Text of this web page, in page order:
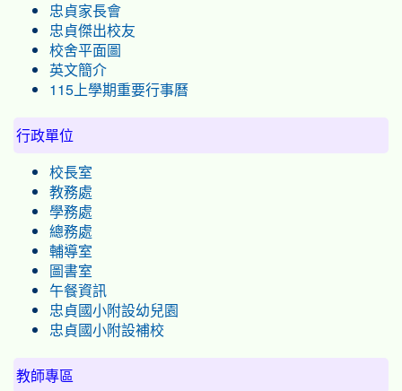
忠貞家長會
忠貞傑出校友
校舍平面圖
英文簡介
115上學期重要行事曆
行政單位
校長室
教務處
學務處
總務處
輔導室
圖書室
午餐資訊
忠貞國小附設幼兒園
忠貞國小附設補校
教師專區